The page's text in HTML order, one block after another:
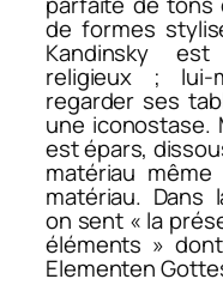
de formes
Kandinsky
religieux ; lui-
regarder ses
une iconostase.
est épars,
matériau
matériau. Dans
on sent « la
éléments »
Elementen